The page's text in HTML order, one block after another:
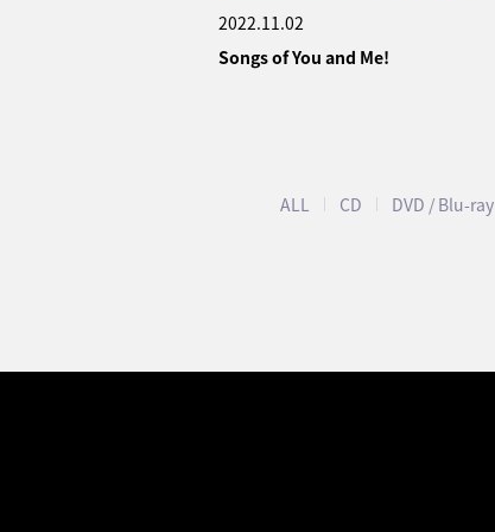
2022.11.02
Songs of You and Me!
ALL CD DVD / Blu-ray